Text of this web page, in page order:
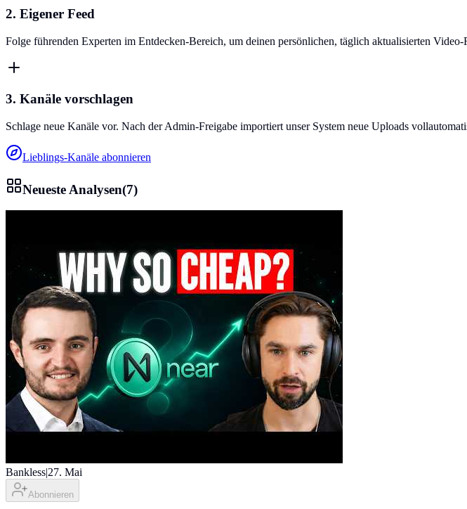
2. Eigener Feed
Folge führenden Experten im Entdecken-Bereich, um deinen persönlichen, täglich aktualisierten Video-
3. Kanäle vorschlagen
Schlage neue Kanäle vor. Nach der Admin-Freigabe importiert unser System neue Uploads
Lieblings-Kanäle abonnieren
Neueste Analysen(7)
Bankless|27. Mai
Abonnieren